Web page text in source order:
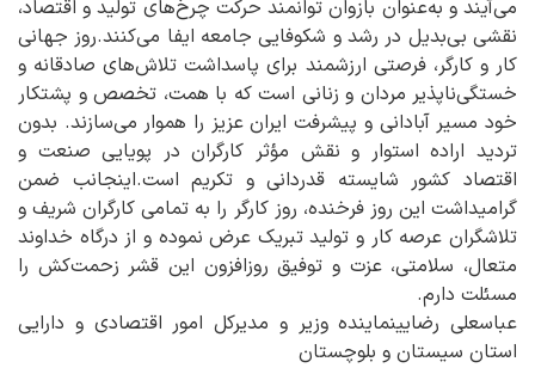
می‌آیند و به‌عنوان بازوان توانمند حرکت چرخ‌های تولید و اقتصاد،
نقشی بی‌بدیل در رشد و شکوفایی جامعه ایفا می‌کنند.روز جهانی
کار و کارگر، فرصتی ارزشمند برای پاسداشت تلاش‌های صادقانه و
خستگی‌ناپذیر مردان و زنانی است که با همت، تخصص و پشتکار
خود مسیر آبادانی و پیشرفت ایران عزیز را هموار می‌سازند. بدون
تردید اراده استوار و نقش مؤثر کارگران در پویایی صنعت و
اقتصاد کشور شایسته قدردانی و تکریم است.اینجانب ضمن
گرامیداشت این روز فرخنده، روز کارگر را به تمامی کارگران شریف و
تلاشگران عرصه کار و تولید تبریک عرض نموده و از درگاه خداوند
متعال، سلامتی، عزت و توفیق روزافزون این قشر زحمت‌کش را
مسئلت دارم.
عباسعلی رضایینماینده وزیر و مدیرکل امور اقتصادی و دارایی
استان سیستان و بلوچستان